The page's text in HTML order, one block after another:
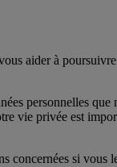
aider à
personnelles
vie privée est
concernées si vous